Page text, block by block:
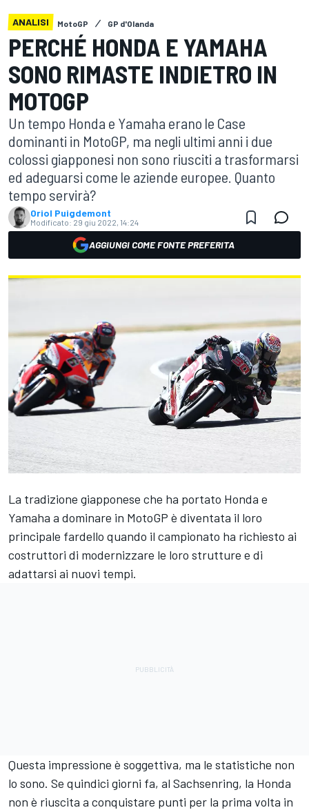
ANALISI MotoGP GP d'Olanda
PERCHÉ HONDA E YAMAHA
SONO RIMASTE INDIETRO IN
MOTOGP
Un tempo Honda e Yamaha erano le Case
dominanti in MotoGP, ma negli ultimi anni i due
colossi giapponesi non sono riusciti a trasformarsi
ed adeguarsi come le aziende europee. Quanto
tempo servirà?
Oriol Puigdemont
Modificato: 29 giu 2022, 14:24
AGGIUNGI COME FONTE PREFERITA
La tradizione giapponese che ha portato Honda e
Yamaha a dominare in MotoGP è diventata il loro
principale fardello quando il campionato ha richiesto ai
costruttori di modernizzare le loro strutture e di
adattarsi ai nuovi tempi.
Questa impressione è soggettiva, ma le statistiche non
lo sono. Se quindici giorni fa, al Sachsenring, la Honda
non è riuscita a conquistare punti per la prima volta in